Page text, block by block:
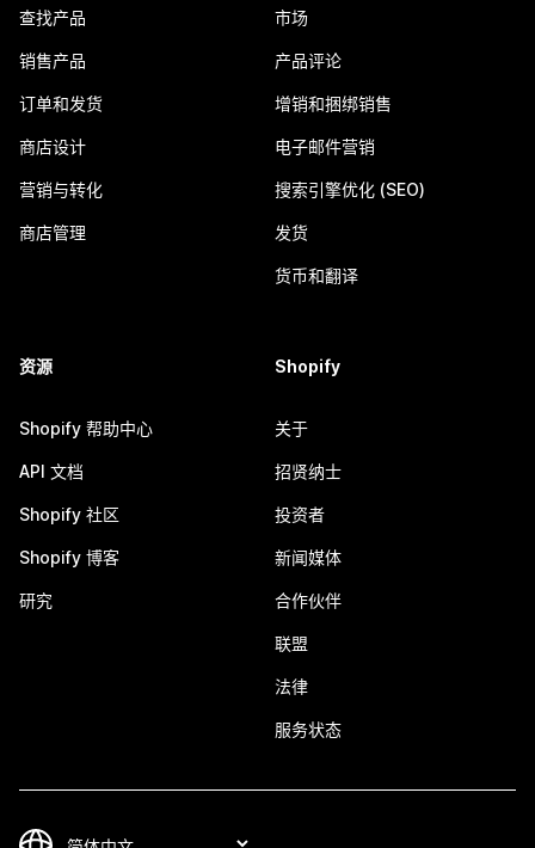
查找产品
销售产品
订单和发货
商店设计
营销与转化
商店管理
市场
产品评论
增销和捆绑销售
电子邮件营销
搜索引擎优化 (SEO)
发货
货币和翻译
资源
Shopify 帮助中心
API 文档
Shopify 社区
Shopify 博客
研究
Shopify
关于
招贤纳士
投资者
新闻媒体
合作伙伴
联盟
法律
服务状态